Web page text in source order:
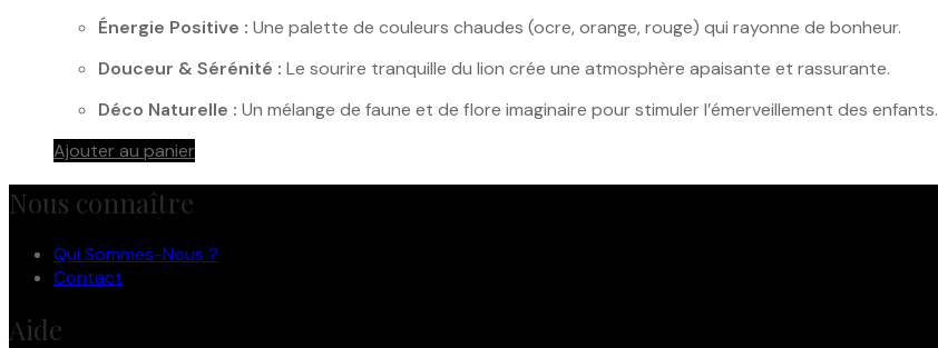
Énergie Positive : Une palette de couleurs chaudes (ocre, orange, rouge) qui rayonne de bonheur.
Douceur & Sérénité : Le sourire tranquille du lion crée une atmosphère apaisante et rassurante.
Déco Naturelle : Un mélange de faune et de flore imaginaire pour stimuler l’émerveillement des enfants.
Ajouter au panier
Nous connaître
Qui Sommes-Nous ?
Contact
Aide